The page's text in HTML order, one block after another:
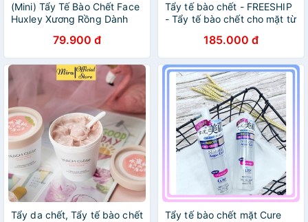
(Mini) Tẩy Tế Bào Chết Face
Huxley Xương Rồng Dành
79.900 đ
Tẩy tế bào chết - FREESHIP
- Tẩy tế bào chết cho mặt từ
da nhạy cảm 100 gr
185.000 đ
Tẩy da chết, Tẩy tế bào chết
Tẩy tế bào chết mặt Cure